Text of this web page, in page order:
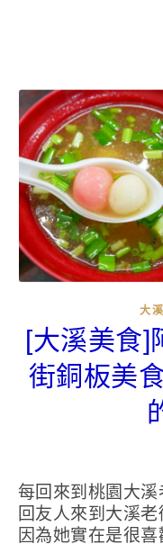
大
[大溪美食]
街銅板美
每回來到桃園大溪老街總是吃固定幾家美食，這
回友人來到大溪
因為她實在是很